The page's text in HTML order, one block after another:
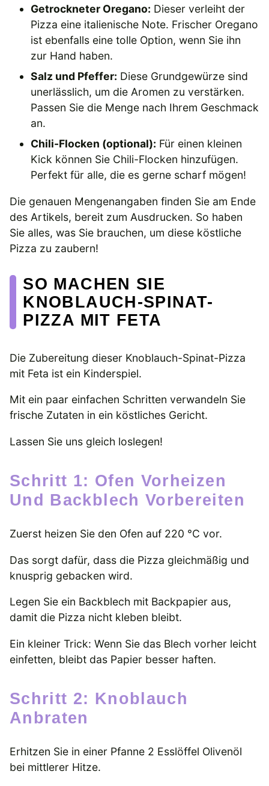
Getrockneter Oregano: Dieser verleiht der
Pizza eine italienische Note. Frischer Oregano
ist ebenfalls eine tolle Option, wenn Sie ihn
zur Hand haben.
Salz und Pfeffer: Diese Grundgewürze sind
unerlässlich, um die Aromen zu verstärken.
Passen Sie die Menge nach Ihrem Geschmack
an.
Chili-Flocken (optional): Für einen kleinen
Kick können Sie Chili-Flocken hinzufügen.
Perfekt für alle, die es gerne scharf mögen!
Die genauen Mengenangaben finden Sie am Ende
des Artikels, bereit zum Ausdrucken. So haben
Sie alles, was Sie brauchen, um diese köstliche
Pizza zu zaubern!
SO MACHEN SIE
KNOBLAUCH-SPINAT-
PIZZA MIT FETA
Die Zubereitung dieser Knoblauch-Spinat-Pizza
mit Feta ist ein Kinderspiel.
Mit ein paar einfachen Schritten verwandeln Sie
frische Zutaten in ein köstliches Gericht.
Lassen Sie uns gleich loslegen!
Schritt 1: Ofen Vorheizen
Und Backblech Vorbereiten
Zuerst heizen Sie den Ofen auf 220 °C vor.
Das sorgt dafür, dass die Pizza gleichmäßig und
knusprig gebacken wird.
Legen Sie ein Backblech mit Backpapier aus,
damit die Pizza nicht kleben bleibt.
Ein kleiner Trick: Wenn Sie das Blech vorher leicht
einfetten, bleibt das Papier besser haften.
Schritt 2: Knoblauch
Anbraten
Erhitzen Sie in einer Pfanne 2 Esslöffel Olivenöl
bei mittlerer Hitze.